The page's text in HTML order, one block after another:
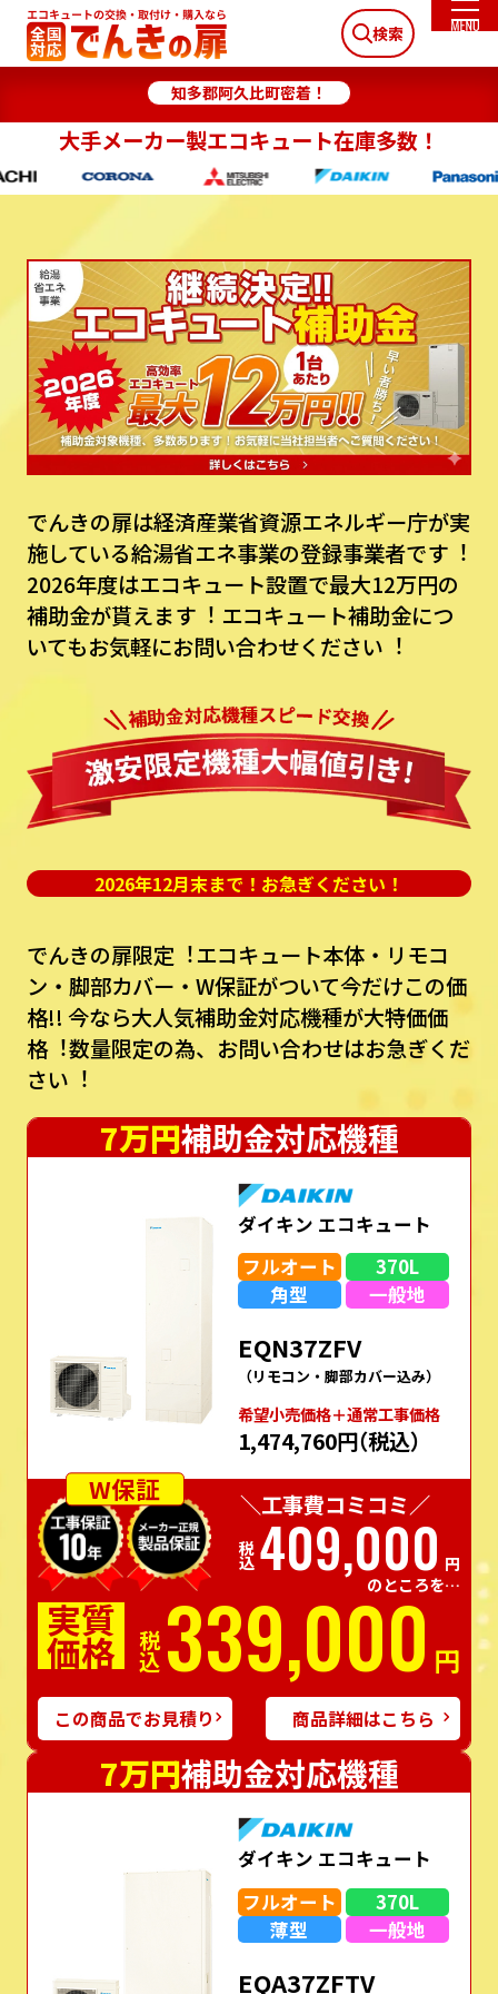
検索
知多郡阿久比町密着！
大手メーカー製エコキュート在庫多数！
でんきの扉は経済産業省資源エネルギー庁が実
施している給湯省エネ事業の登録事業者です︕
2026年度はエコキュート設置で最⼤12万円の
補助⾦が貰えます︕ エコキュート補助⾦につ
いてもお気軽にお問い合わせください︕
2026年12月末まで！お急ぎください！
でんきの扉限定︕エコキュート本体・リモコ
ン・脚部カバー・W保証がついて今だけこの価
格!! 今なら⼤⼈気補助⾦対応機種が⼤特価価
格︕数量限定の為、お問い合わせはお急ぎくだ
さい︕
7万円補助金対応機種
ダイキン エコキュート
フルオート
370L
角型
一般地
EQN37ZFV
（リモコン・脚部カバー込み）
希望⼩売価格＋通常⼯事価格
1,474,760円（税込）
W保証
＼工事費コミコミ／
税込409,000 円
のところを…
実質
価格 税込339,000 円
この商品でお見積り 商品詳細はこちら
7万円補助金対応機種
ダイキン エコキュート
フルオート
370L
薄型
一般地
EQA37ZFTV